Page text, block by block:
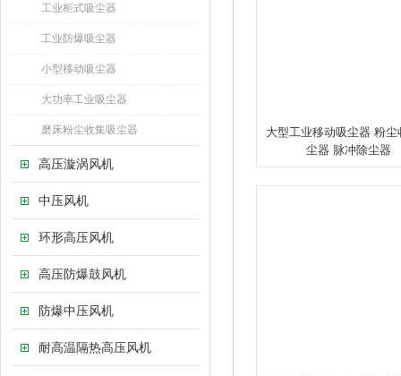
工业柜式吸尘器
工业防爆吸尘器
小型移动吸尘器
大功率工业吸尘器
磨床粉尘收集吸尘器
高压漩涡风机
中压风机
环形高压风机
高压防爆鼓风机
防爆中压风机
耐高温隔热高压风机
大型工业移动吸尘器 粉尘
尘器 脉冲除尘器